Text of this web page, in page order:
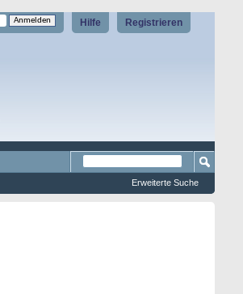
Registrieren
Hilfe
Erweiterte Suche